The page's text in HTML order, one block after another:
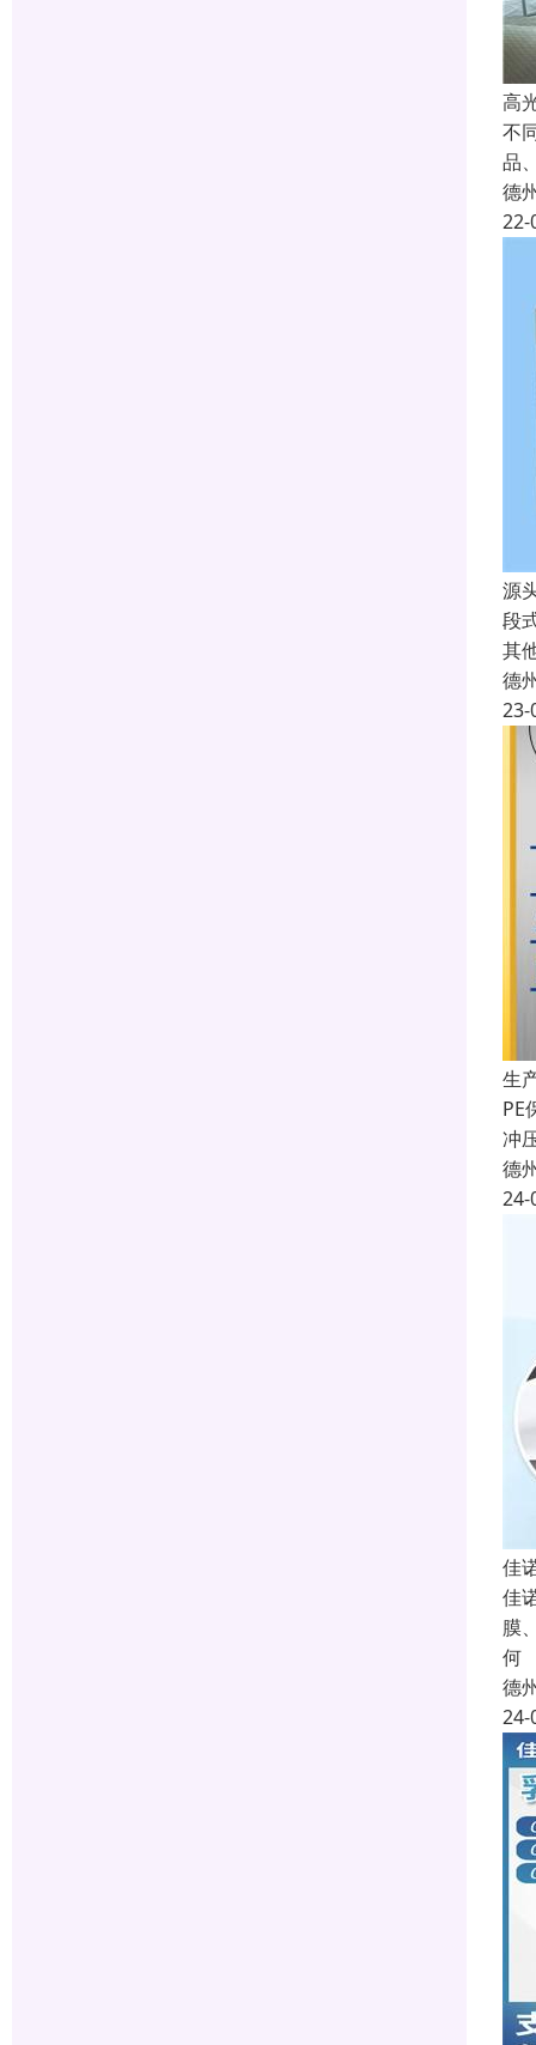
高
不
品
德
22-
源
段
其
德
23-
生
PE
冲
德
24-
佳
佳
膜
何
德
24-